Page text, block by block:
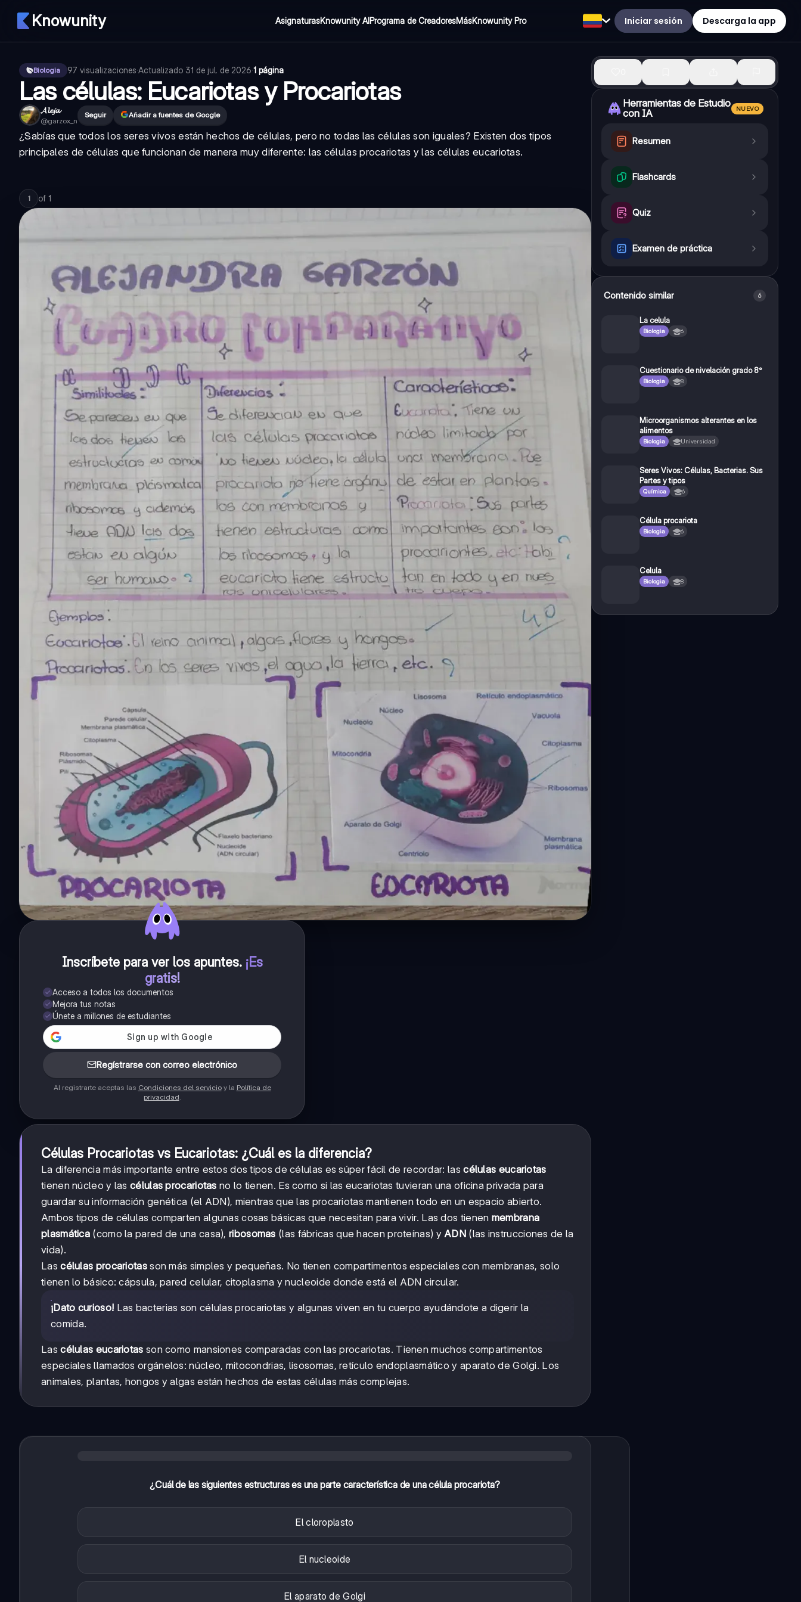
Knowunity AsignaturasKnowunity AIPrograma de CreadoresMásKnowunity Pro Iniciar sesión Descarga la app
Biologia 97 visualizaciones·Actualizado 31 de jul. de 2026·1 página
Las células: Eucariotas y Procariotas
𝓐𝓵𝓮𝓳𝓪
@garzox_n
Seguir Añadir a fuentes de Google
¿Sabías que todos los seres vivos están hechos de células, pero no todas las células son iguales? Existen dos tipos
principales de células que funcionan de manera muy diferente: las células procariotas y las células eucariotas.
1 of 1
Inscríbete para ver los apuntes. ¡Es
gratis!
Acceso a todos los documentos
Mejora tus notas
Únete a millones de estudiantes
Regístrarse con correo electrónico
Al registrarte aceptas las Condiciones del servicioy la Política de
privacidad
Células Procariotas vs Eucariotas: ¿Cuál es la diferencia?
La diferencia más importante entre estos dos tipos de células es súper fácil de recordar: lascélulas eucariotas
tienen núcleo y lascélulas procariotas no lo tienen. Es como si las eucariotas tuvieran una oficina privada para
guardar su información genética (el ADN), mientras que las procariotas mantienen todo en un espacio abierto.
Ambos tipos de células comparten algunas cosas básicas que necesitan para vivir. Las dos tienen membrana
plasmática (como la pared de una casa), ribosomas (las fábricas que hacen proteínas) y ADN (las instrucciones de la
vida).
Lascélulas procariotasson más simples y pequeñas. No tienen compartimentos especiales con membranas, solo
tienen lo básico: cápsula, pared celular, citoplasma y nucleoide donde está el ADN circular.
¡Dato curioso! Las bacterias son células procariotas y algunas viven en tu cuerpo ayudándote a digerir la
comida.
Lascélulas eucariotas son como mansiones comparadas con las procariotas. Tienen muchos compartimentos
especiales llamados orgánelos: núcleo, mitocondrias, lisosomas, retículo endoplasmático y aparato de Golgi. Los
animales, plantas, hongos y algas están hechos de estas células más complejas.
¿Cuál de las siguientes estructuras es una parte característica de una célula procariota?
El cloroplasto
El nucleoide
El aparato de Golgi
Herramientas de Estudio
con IA
NUEVO
Resumen
Flashcards
Quiz
Examen de práctica
Contenido similar 6
La celula
Biologia 6
Cuestionario de nivelación grado 8°
Biologia 8
Microorganismos alterantes en los
alimentos
Biologia Universidad
Seres Vivos: Células, Bacterias. Sus
Partes y tipos
Química 6
Célula procariota
Biologia 6
Celula
Biologia 8